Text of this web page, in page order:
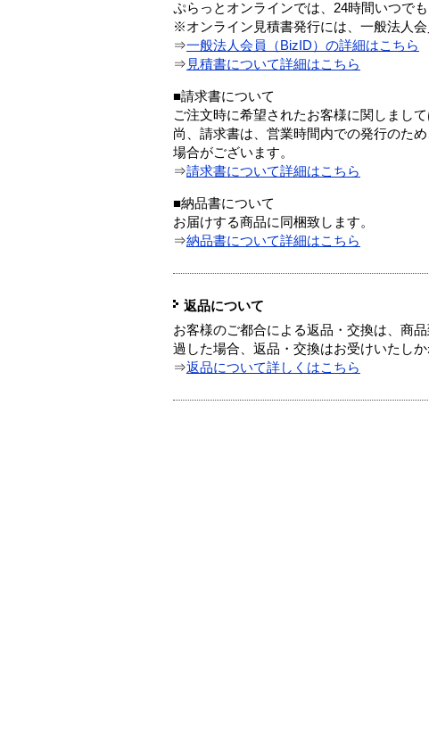
ぷらっとオンラインでは、24時間いつで
※オンライン見積書発行には、一般法人会
⇒一般法人会員（BizID）の詳細はこちら
⇒ 見積書について詳細はこちら
■請求書について
ご注文時に希望されたお客様に関しまし
尚、請求書は、営業時間内での発行のた
場合がございます。
⇒請求書について詳細はこちら
■納品書について
お届けする商品に同梱致します。
⇒納品書について詳細はこちら
返品について
お客様のご都合による返品・交換は、商
過した場合、返品・交換はお受けいたしか
⇒返品について詳しくはこちら